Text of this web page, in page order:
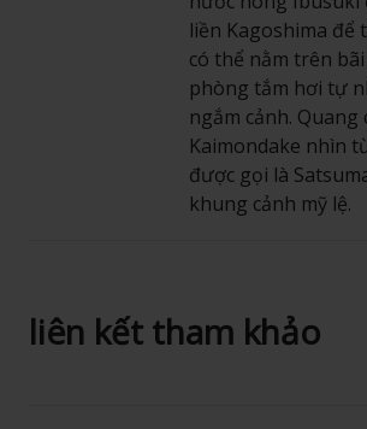
liền Kagoshima để
có thể nằm trên
phòng tắm hơi tự
ngắm cảnh. Quang
Kaimondake nhìn
được gọi là
khung cảnh mỹ lệ.
liên kết tham khảo